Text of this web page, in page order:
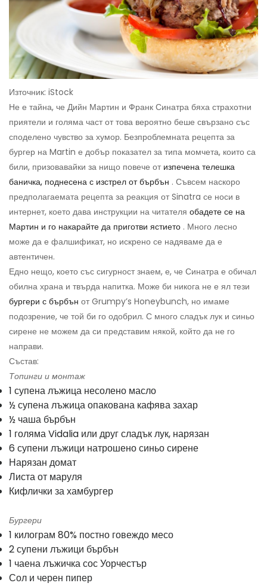
Източник: iStock
Не е тайна, че Дийн Мартин и Франк Синатра бяха страхотни
приятели и голяма част от това вероятно беше свързано със
споделено чувство за хумор. Безпроблемната рецепта за
бургер на Martin е добър показател за типа момчета, които са
били, призовавайки за нищо повече от изпечена телешка
баничка, поднесена с изстрел от бърбън . Съвсем наскоро
предполагаемата рецепта за реакция от Sinatra се носи в
интернет, което дава инструкции на читателя обадете се на
Мартин и го накарайте да приготви ястието . Много лесно
може да е фалшификат, но искрено се надяваме да е
автентичен.
Едно нещо, което със сигурност знаем, е, че Синатра е обичал
обилна храна и твърда напитка. Може би никога не е ял тези
бургери с бърбън от Grumpy’s Honeybunch, но имаме
подозрение, че той би го одобрил. С много сладък лук и синьо
сирене не можем да си представим някой, който да не го
направи.
Състав:
Топинги и монтаж
1 супена лъжица несолено масло
½ супена лъжица опакована кафява захар
½ чаша бърбън
1 голяма Vidalia или друг сладък лук, нарязан
6 супени лъжици натрошено синьо сирене
Нарязан домат
Листа от маруля
Кифлички за хамбургер
Бургери
1 килограм 80% постно говеждо месо
2 супени лъжици бърбън
1 чаена лъжичка сос Уорчестър
Сол и черен пипер